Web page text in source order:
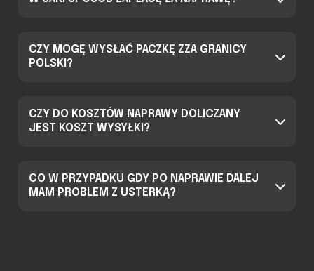
CZY MOGĘ WYSŁAĆ PACZKĘ ZZA GRANICY
POLSKI?
CZY DO KOSZTÓW NAPRAWY DOLICZANY
JEST KOSZT WYSYŁKI?
CO W PRZYPADKU GDY PO NAPRAWIE DALEJ
MAM PROBLEM Z USTERKĄ?